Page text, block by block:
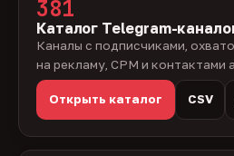
381
Каталог Telegram-
Каналы с подписчиками,
на рекламу, CPM и контактами
Открыть каталог CSV